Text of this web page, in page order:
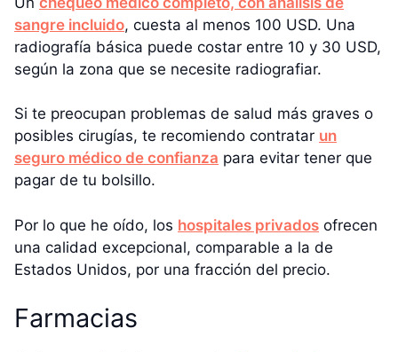
sangre incluido, cuesta al menos 100 USD. Una
radiografía básica puede costar entre 10 y 30 USD,
según la zona que se necesite radiografiar.
Si te preocupan problemas de salud más graves o
posibles cirugías, te recomiendo contratar un
seguro médico de confianza para evitar tener que
pagar de tu bolsillo.
Por lo que he oído, los hospitales privados ofrecen
una calidad excepcional, comparable a la de
Estados Unidos, por una fracción del precio.
Farmacias